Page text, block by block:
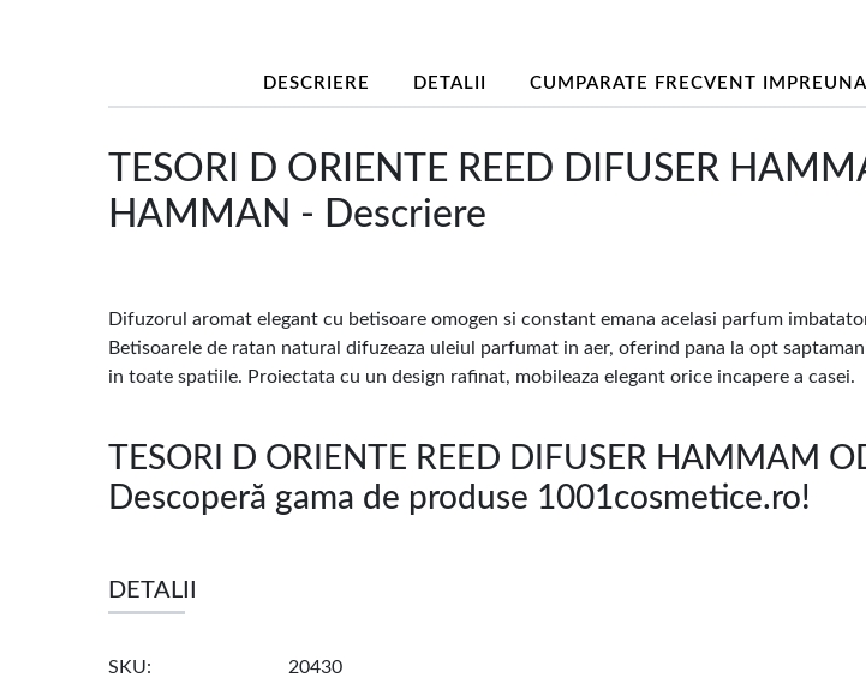
DESCRIERE DETALII CUMPARATE FRECVENT IMPREUNA
TESORI D ORIENTE REED DIFUSER
HAMMAN - Descriere
Difuzorul aromat elegant cu betisoare omogen si constant emana acelasi parfum
Betisoarele de ratan natural difuzeaza uleiul parfumat in aer, oferind pana la opt
in toate spatiile. Proiectata cu un design rafinat, mobileaza elegant orice incapere a casei.
TESORI D ORIENTE REED DIFUSER HAMMAM
Descoperă gama de produse 1001cosmetice.ro!
DETALII
SKU 20430